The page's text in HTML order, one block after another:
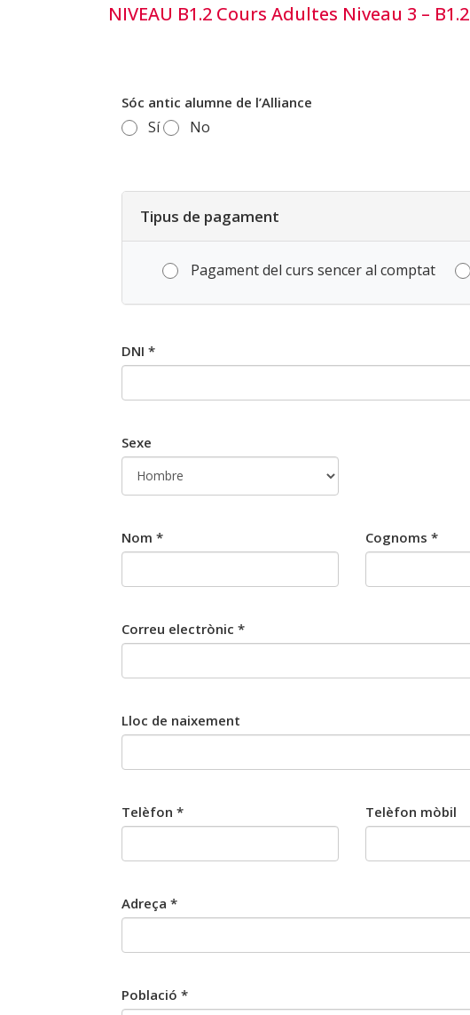
NIVEAU B1.2 Cours Adultes Niveau 3 – B1.2
Sóc antic alumne de l’Alliance
Sí No
Tipus de pagament
Pagament del curs sencer al comptat
DNI *
Sexe
Nom * Cognoms *
Correu electrònic *
Lloc de naixement
Telèfon * Telèfon mòbil
Adreça *
Població *